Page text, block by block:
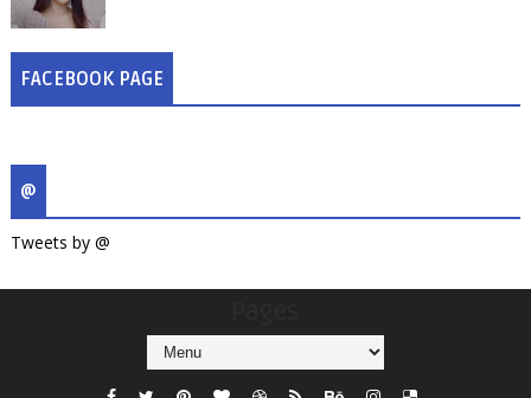
FACEBOOK PAGE
@
Tweets by @